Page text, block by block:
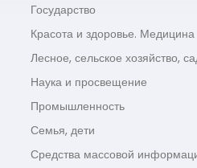
Государство
Красота и здоровье. Медицина
Лесное, сельское хозяйство,
Наука и просвещение
Промышленность
Семья, дети
Средства массовой